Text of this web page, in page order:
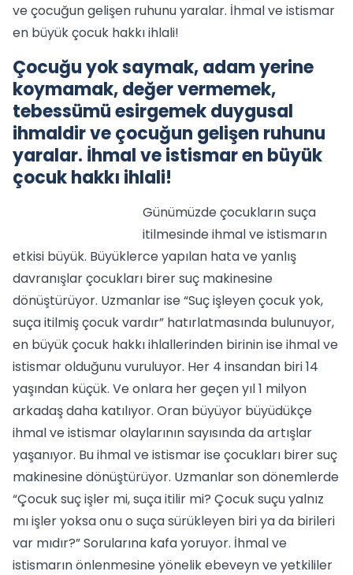
ve çocuğun gelişen ruhunu yaralar. İhmal ve istismar
en büyük çocuk hakkı ihlali!
Çocuğu yok saymak, adam yerine
koymamak, değer vermemek,
tebessümü esirgemek duygusal
ihmaldir ve çocuğun gelişen ruhunu
yaralar. İhmal ve istismar en büyük
çocuk hakkı ihlali!
Günümüzde çocukların suça
itilmesinde ihmal ve istismarın
etkisi büyük. Büyüklerce yapılan hata ve yanlış
davranışlar çocukları birer suç makinesine
dönüştürüyor. Uzmanlar ise “Suç işleyen çocuk yok,
suça itilmiş çocuk vardır” hatırlatmasında bulunuyor,
en büyük çocuk hakkı ihlallerinden birinin ise ihmal ve
istismar olduğunu vuruluyor. Her 4 insandan biri 14
yaşından küçük. Ve onlara her geçen yıl 1 milyon
arkadaş daha katılıyor. Oran büyüyor büyüdükçe
ihmal ve istismar olaylarının sayısında da artışlar
yaşanıyor. Bu ihmal ve istismar ise çocukları birer suç
makinesine dönüştürüyor. Uzmanlar son dönemlerde
“Çocuk suç işler mi, suça itilir mi? Çocuk suçu yalnız
mı işler yoksa onu o suça sürükleyen biri ya da birileri
var mıdır?” Sorularına kafa yoruyor. İhmal ve
istismarın önlenmesine yönelik ebeveyn ve yetkililer